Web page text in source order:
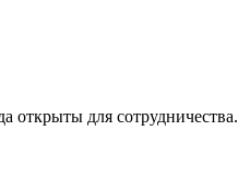
открыты для сотрудничества.